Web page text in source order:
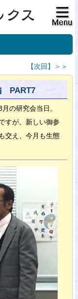
【次回】＞＞
PART7
の研究会当日。
すが。新しい御参
交え、今月も生態